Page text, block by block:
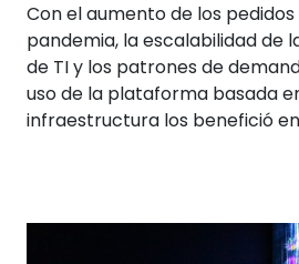
Con el aumento de los
pandemia, la escalabilidad de
de TI y los patrones de
uso de la plataforma basada
infraestructura los benefició